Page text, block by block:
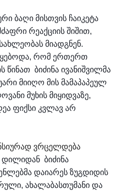
ბაღი მისთვის ჩაიკეტა
რეაქციის შიშით,
მიადგნენ.
რომ ერთერთ
ბიძინა ივანიშვილმა
მიიღო მის მამაპაპეულ
მუხის მიყიდვაზე,
ფიქსი კვლავ არ
ვრცელდება
დილიდან ბიძინა
დაიარეს ზუგდიდის
ახალაბასთუმანი და